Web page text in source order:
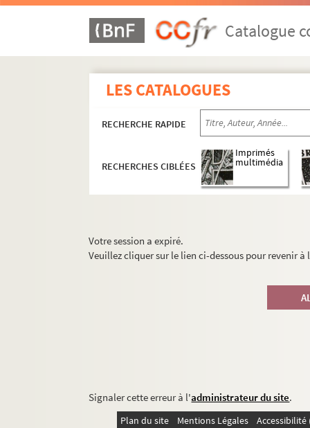
Catalogue
LES CATALOGUES
RECHERCHE RAPIDE
RECHERCHES CIBLÉES
Imprimés
multimédia
Votre session a expiré.
Veuillez cliquer sur le lien ci-dessous pour revenir
Signaler cette erreur à l'administrateur du site.
Plan du site Mentions Légales